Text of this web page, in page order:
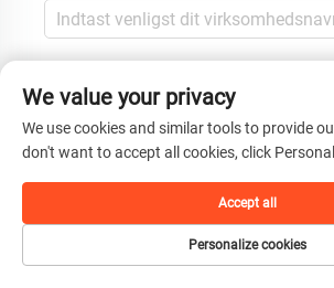
We value your privacy
We use cookies and similar tools to provide
don't want to accept all cookies, click
Personalize cookies
Accept all